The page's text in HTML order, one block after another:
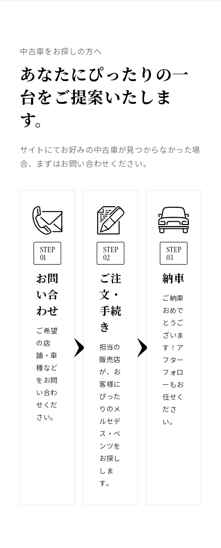
中古車をお探しの方へ
あなたにぴったりの一
台をご提案いたしま
す。
サイトにてお好みの中古車が見つからなかった場
合、まずはお問い合わせください。
STEP
01
お問
い合
わせ
ご希望
の店
舗・車
種など
をお問
い合わ
せくだ
さい。
STEP
02
ご注
文・
手続
き
担当の
販売店
が、お
客様に
ぴった
りのメ
ルセデ
ス・ベ
ンツを
お探し
しま
す。
STEP
03
納車
ご納車
おめで
とうご
ざいま
す！ア
フター
フォロ
ーもお
任せく
ださ
い。